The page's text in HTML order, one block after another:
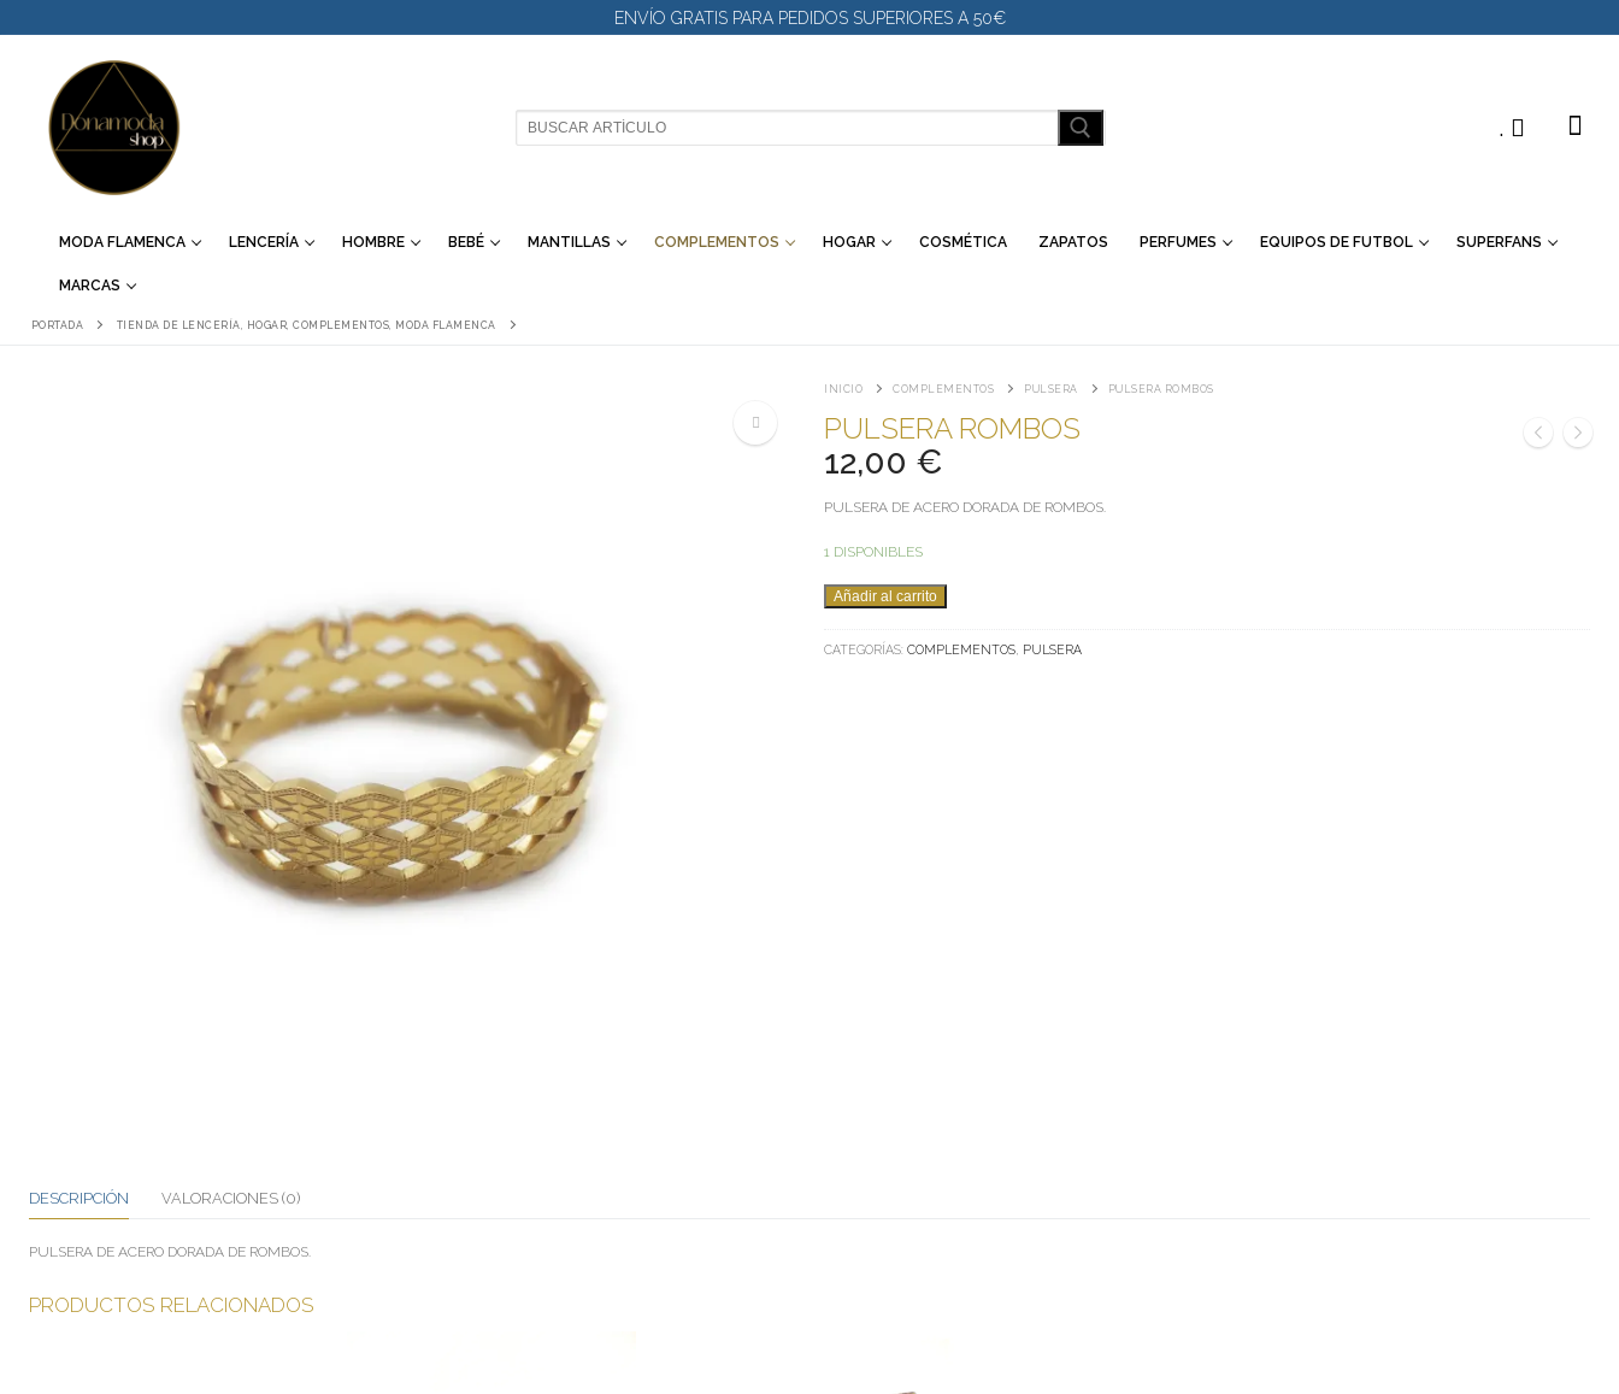
AL
ENVÍO GRATIS PARA PEDIDOS SUPERIORES A 50€
BUSCAR: .
MODA FLAMENCA LENCERÍA HOMBRE BEBÉ MANTILLAS COMPLEMENTOS HOGAR COSMÉTICA ZAPATOS PERFUMES EQUIPOS DE FUTBOL SUPERFANS
MARCAS
PORTADA TIENDA DE LENCERÍA, HOGAR, COMPLEMENTOS, MODA FLAMENCA
INICIO COMPLEMENTOS PULSERA PULSERA ROMBOS
PULSERA ROMBOS
12,00 €
PULSERA DE ACERO DORADA DE ROMBOS.
1 DISPONIBLES
PULSERA
CANTIDAD
Añadir al carrito
CATEGORÍAS: COMPLEMENTOS, PULSERA
DESCRIPCIÓN VALORACIONES (0)
PULSERA DE ACERO DORADA DE ROMBOS.
PRODUCTOS RELACIONADOS